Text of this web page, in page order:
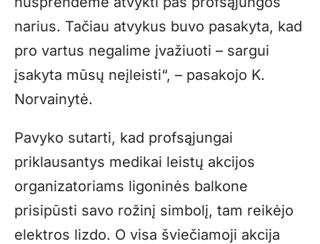
narius. Tačiau atvykus buvo pasakyta, kad
pro vartus negalime įvažiuoti – sargui
įsakyta mūsų neįleisti“, – pasakojo K.
Norvainytė.
Pavyko sutarti, kad profsąjungai
priklausantys medikai leistų akcijos
organizatoriams ligoninės balkone
prisipūsti savo rožinį simbolį, tam reikėjo
elektros lizdo. O visa šviečiamoji akcija